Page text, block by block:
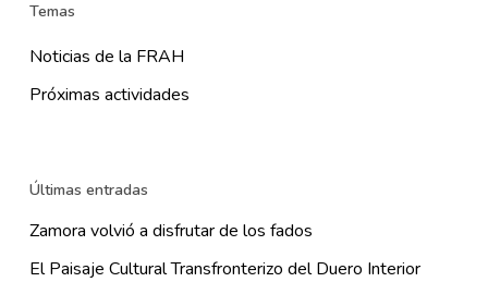
Temas
Noticias de la FRAH
Próximas actividades
Últimas entradas
Zamora volvió a disfrutar de los fados
El Paisaje Cultural Transfronterizo del Duero Interior